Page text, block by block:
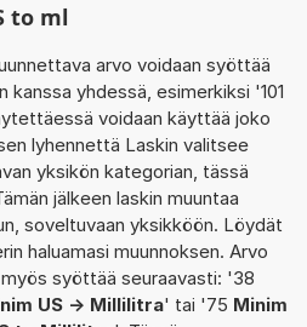
to ml
arvo voidaan syöttää
kanssa yhdessä, esimerkiksi '101
voidaan käyttää joko
lyhennettä Laskin valitsee
yksikön kategorian, tässä
jälkeen laskin muuntaa
soveltuvaan yksikköön. Löydät
haluamasi muunnoksen. Arvo
syöttää seuraavasti: '38
US -> Millilitra' tai '75 Minim